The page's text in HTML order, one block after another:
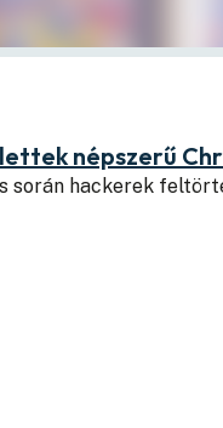
népszerű
során hackerek